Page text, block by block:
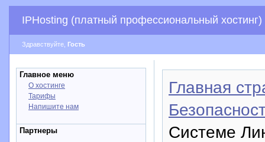
IPHosting (платный профессиональный хостинг)
Здравствуйте, Гость
Главное меню
О хостинге
Тарифы
Напишите нам
Партнеры
Главная
Системе